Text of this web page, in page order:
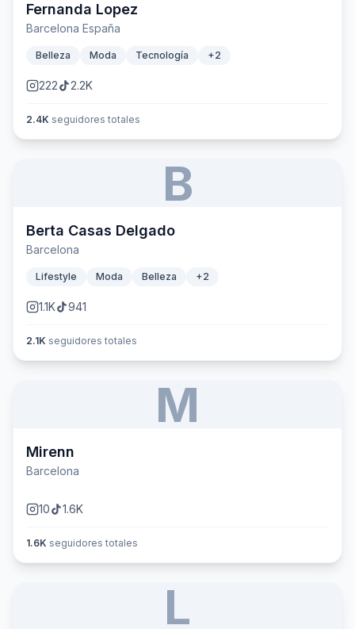
Fernanda Lopez
Barcelona España
Belleza Moda Tecnología +2
222 2.2K
2.4K seguidores totales
B
Berta Casas Delgado
Barcelona
Lifestyle Moda Belleza +2
1.1K 941
2.1K seguidores totales
M
Mirenn
Barcelona
10 1.6K
1.6K seguidores totales
L